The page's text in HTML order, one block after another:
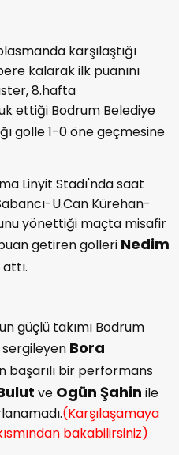
karşılaştığı
kalarak ilk puanını
8.hafta
ettiği Bodrum Belediye
golle 1-0 öne geçmesine
Linyit Stadı'nda saat
U.Can Kürehan-
yönettiği maçta misafir
getiren golleri Nedim
attı.
güçlü takımı Bodrum
sergileyen Bora
başarılı bir performans
ve Ogün Şahin ile
(Karşılaşamaya
bakabilirsiniz)